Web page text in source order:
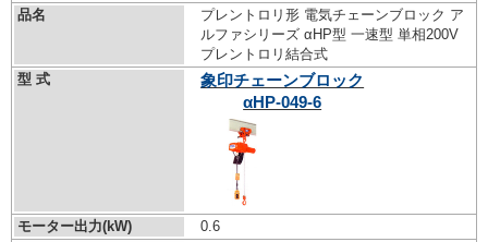
品名
プレントロリ形 電気チェーンブロック ア
ルファシリーズ αHP型 一速型 単相200V
プレントロリ結合式
型 式
象印チェーンブロック
αHP-049-6
モーター出力(kW)
0.6